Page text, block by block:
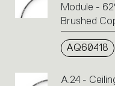
Module -
Brushed
AQ60418
A.24 -